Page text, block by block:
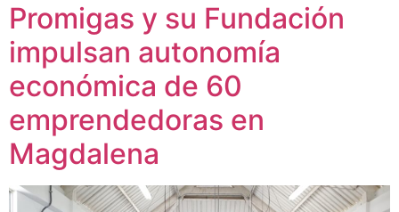
Promigas y su Fundación
impulsan autonomía
económica de 60
emprendedoras en
Magdalena